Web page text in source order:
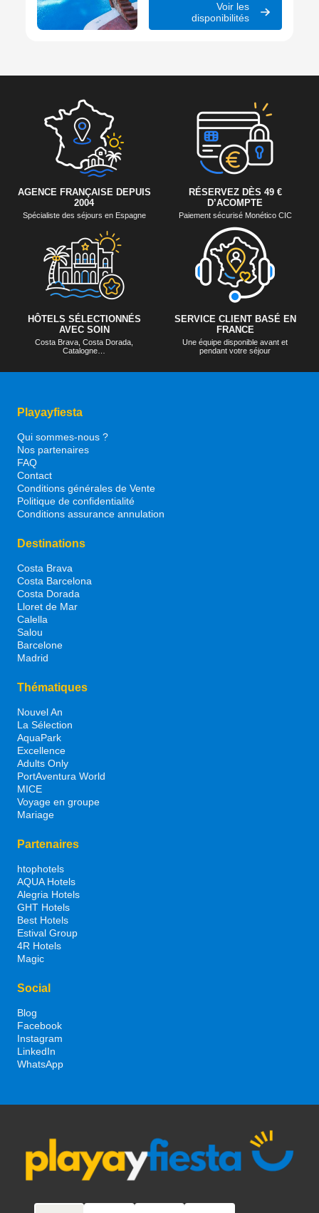
Voir les
disponibilités
AGENCE FRANÇAISE DEPUIS
2004
Spécialiste des séjours en Espagne
RÉSERVEZ DÈS 49 €
D’ACOMPTE
Paiement sécurisé Monético CIC
HÔTELS SÉLECTIONNÉS
AVEC SOIN
Costa Brava, Costa Dorada,
Catalogne…
SERVICE CLIENT BASÉ EN
FRANCE
Une équipe disponible avant et
pendant votre séjour
Playayfiesta
Qui sommes-nous ?
Nos partenaires
FAQ
Contact
Conditions générales de Vente
Politique de confidentialité
Conditions assurance annulation
Destinations
Costa Brava
Costa Barcelona
Costa Dorada
Lloret de Mar
Calella
Salou
Barcelone
Madrid
Thématiques
Nouvel An
La Sélection
AquaPark
Excellence
Adults Only
PortAventura World
MICE
Voyage en groupe
Mariage
Partenaires
htophotels
AQUA Hotels
Alegria Hotels
GHT Hotels
Best Hotels
Estival Group
4R Hotels
Magic
Social
Blog
Facebook
Instagram
LinkedIn
WhatsApp